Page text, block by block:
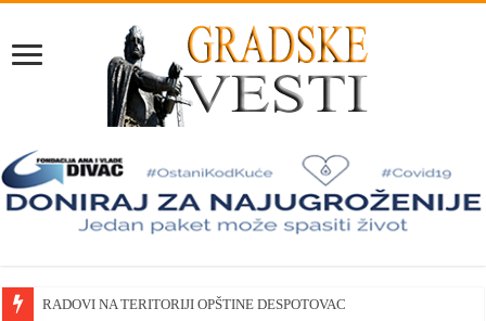
RADOVI NA TERITORIJI OPŠTINE DESPOTOVAC